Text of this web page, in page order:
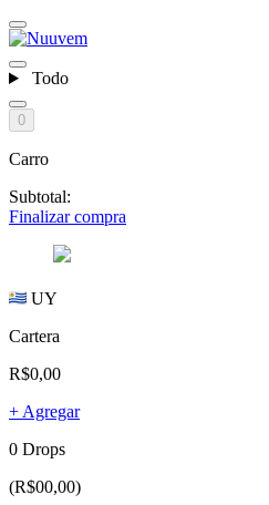
Todo
0
Carro
Subtotal:
Finalizar compra
UY
Cartera
R$0,00
+ Agregar
0 Drops
(R$00,00)